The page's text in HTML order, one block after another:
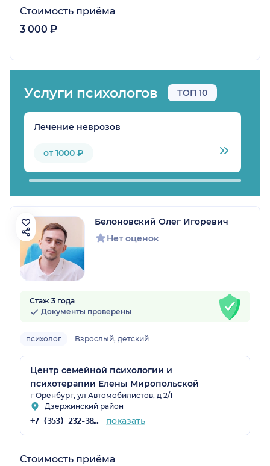
Стоимость приёма
3 000 ₽
Услуги психологов ТОП 10
Лечение неврозов
от 1000 ₽
Белоновский Олег Игоревич
Нет оценок
Стаж 3 года
Документы проверены
психолог Взрослый, детский
Центр семейной психологии и
психотерапии Елены Миропольской
г Оренбург, ул Автомобилистов, д 2/1
Дзержинский район
+7 (353) 232-38-48 показать
Стоимость приёма